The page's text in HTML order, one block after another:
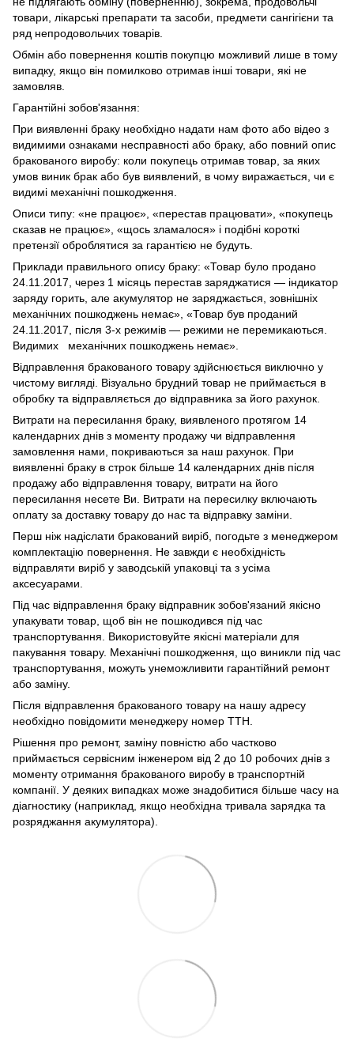
товари, лікарські препарати та засоби, предмети сангігієни та
ряд непродовольчих товарів.
Обмін або повернення коштів покупцю можливий лише в тому
випадку, якщо він помилково отримав інші товари, які не
замовляв.
Гарантійні зобов'язання:
При виявленні браку необхідно надати нам фото або відео з
видимими ознаками несправності або браку, або повний опис
бракованого виробу: коли покупець отримав товар, за яких
умов виник брак або був виявлений, в чому виражається, чи є
видимі механічні пошкодження.
Описи типу: «не працює», «перестав працювати», «покупець
сказав не працює», «щось зламалося» і подібні короткі
претензії оброблятися за гарантією не будуть.
Приклади правильного опису браку: «Товар було продано
24.11.2017, через 1 місяць перестав заряджатися — індикатор
заряду горить, але акумулятор не заряджається, зовнішніх
механічних пошкоджень немає», «Товар був проданий
24.11.2017, після 3-х режимів — режими не перемикаються.
Видимих механічних пошкоджень немає».
Відправлення бракованого товару здійснюється виключно у
чистому вигляді. Візуально брудний товар не приймається в
обробку та відправляється до відправника за його рахунок.
Витрати на пересилання браку, виявленого протягом 14
календарних днів з моменту продажу чи відправлення
замовлення нами, покриваються за наш рахунок. При
виявленні браку в строк більше 14 календарних днів після
продажу або відправлення товару, витрати на його
пересилання несете Ви. Витрати на пересилку включають
оплату за доставку товару до нас та відправку заміни.
Перш ніж надіслати бракований виріб, погодьте з менеджером
комплектацію повернення. Не завжди є необхідність
відправляти виріб у заводській упаковці та з усіма
аксесуарами.
Під час відправлення браку відправник зобов'язаний якісно
упакувати товар, щоб він не пошкодився під час
транспортування. Використовуйте якісні матеріали для
пакування товару. Механічні пошкодження, що виникли під час
транспортування, можуть унеможливити гарантійний ремонт
або заміну.
Після відправлення бракованого товару на нашу адресу
необхідно повідомити менеджеру номер ТТН.
Рішення про ремонт, заміну повністю або частково
приймається сервісним інженером від 2 до 10 робочих днів з
моменту отримання бракованого виробу в транспортній
компанії. У деяких випадках може знадобитися більше часу на
діагностику (наприклад, якщо необхідна тривала зарядка та
розряджання акумулятора).